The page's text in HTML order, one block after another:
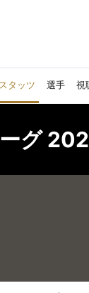
タッツ 選手 視
グ